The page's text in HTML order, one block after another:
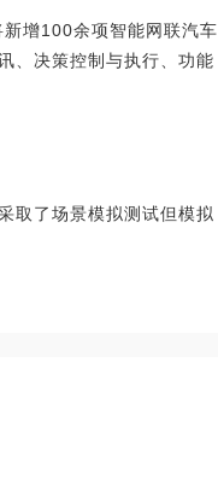
增100余项智能网联汽车
、决策控制与执行、功能
取了场景模拟测试但模拟